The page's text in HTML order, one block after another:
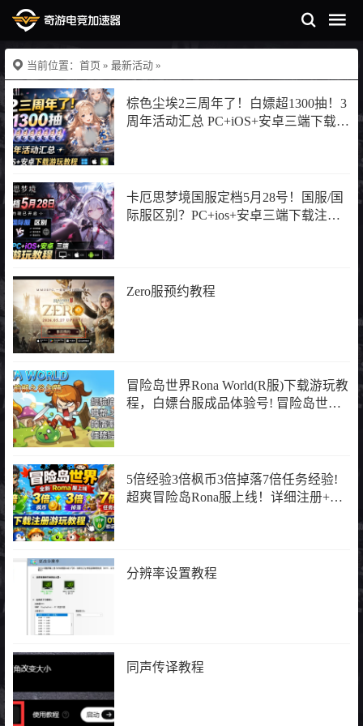
当前位置： 首页 » 最新活动 »
棕色尘埃2三周年了！白嫖超1300抽！3
周年活动汇总 PC+iOS+安卓三端下载注
卡厄思梦境国服定档5月28号！国服/国
际服区别？PC+ios+安卓三端下载注册
Zero服预约教程
冒险岛世界Rona World(R服)下载游玩教
程，白嫖台服成品体验号! 冒险岛世界 I
5倍经验3倍枫币3倍掉落7倍任务经验!
超爽冒险岛Rona服上线！详细注册+下
分辨率设置教程
同声传译教程